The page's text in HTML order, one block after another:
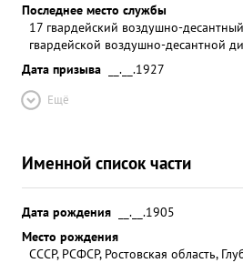
Последнее место службы
17 гвардейский воздушно-
гвардейской воздушно-десантной
Дата призыва
__.__.1927
Ещё
Именной список части
Дата рождения
__.__.1905
Место рождения
СССР, РСФСР, Ростовская область,